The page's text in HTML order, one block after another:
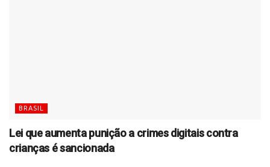
BRASIL
Lei que aumenta punição a crimes digitais contra
crianças é sancionada